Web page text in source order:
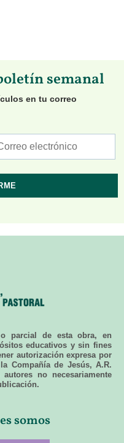
semanal
en tu correo
parcial de esta obra, en
educativos y sin fines
autorización expresa por
Compañía de Jesús, A.R.
no necesariamente
somos